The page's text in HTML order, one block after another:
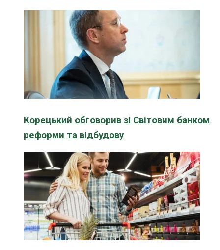
Корецький обговорив зі Світовим банком
реформи та відбудову